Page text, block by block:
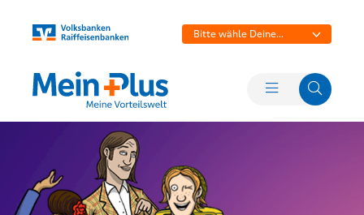
Bitte wähle Deine